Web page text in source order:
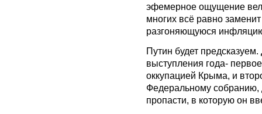
эфемерное ощущение
многих всё равно
разгоняющуюся
Путин будет
выступления года-
оккупацией Крыма, и
Федеральному собранию,
пропасти, в которую он